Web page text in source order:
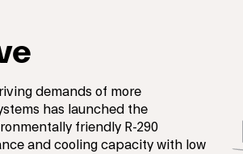
demands of more
has launched the
friendly R-290
and cooling capacity with low